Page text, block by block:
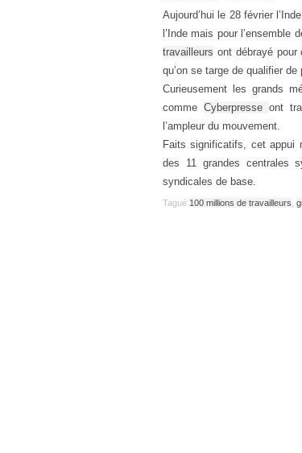
Aujourd’hui le 28 février
l’Inde mais pour l’ensemble
travailleurs ont débrayé
qu’on se targe de qualifier
Curieusement les grands
commeCyberpresseont
l’ampleur du mouvement.
Faits significatifs, cet appui
des 11 grandes centrales
syndicales de base.
Tagué 100 millions de travailleurs